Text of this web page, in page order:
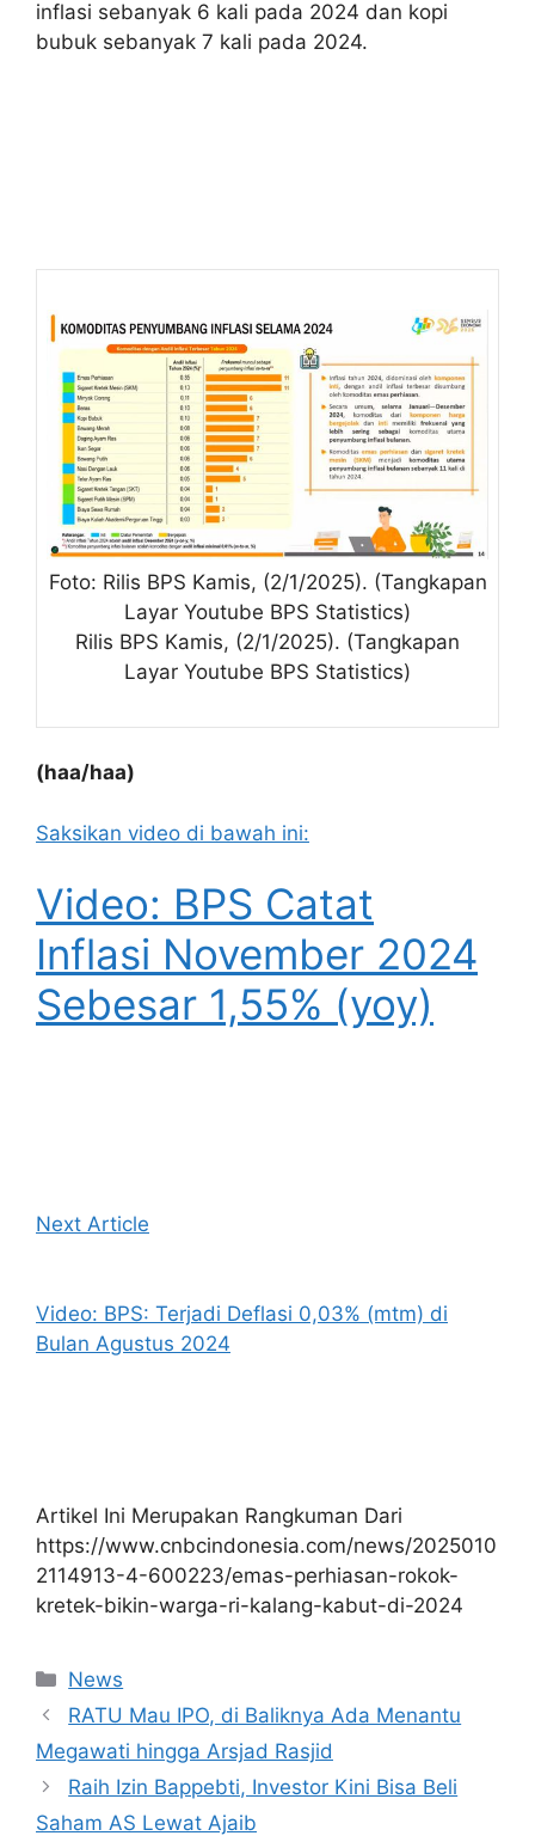
inflasi sebanyak 6 kali pada 2024 dan kopi
bubuk sebanyak 7 kali pada 2024.
Foto: Rilis BPS Kamis, (2/1/2025). (Tangkapan
Layar Youtube BPS Statistics)
Rilis BPS Kamis, (2/1/2025). (Tangkapan
Layar Youtube BPS Statistics)
(haa/haa)
Saksikan video di bawah ini:
Video: BPS Catat
Inflasi November 2024
Sebesar 1,55% (yoy)
Next Article
Video: BPS: Terjadi Deflasi 0,03% (mtm) di
Bulan Agustus 2024
Artikel Ini Merupakan Rangkuman Dari
https://www.cnbcindonesia.com/news/2025010
2114913-4-600223/emas-perhiasan-rokok-
kretek-bikin-warga-ri-kalang-kabut-di-2024
Kategori
News
RATU Mau IPO, di Baliknya Ada Menantu
Megawati hingga Arsjad Rasjid
Raih Izin Bappebti, Investor Kini Bisa Beli
Saham AS Lewat Ajaib